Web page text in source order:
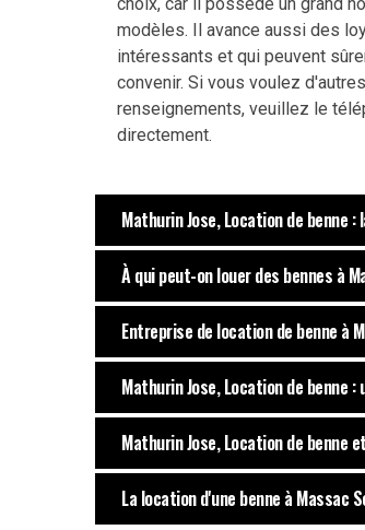
modèles. Il avance aussi des
intéressants et qui peuvent
convenir. Si vous voulez d'autres
renseignements, veuillez le
directement.
Mathurin Jose, Location de benne
À qui peut-on louer des bennes à
Entreprise de location de benne à
Mathurin Jose, Location de benne
Mathurin Jose, Location de benne
La location d'une benne à Massac